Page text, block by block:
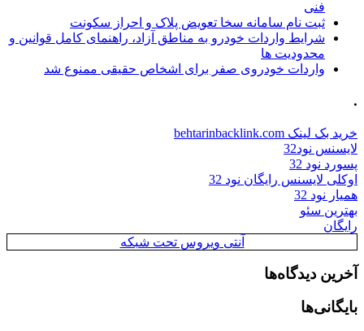
فنی
ثبت نام سامانه سخا تعویض پلاک و احراز سکونت
شرایط واردات خودرو به مناطق آزاد، راهنمای کامل قوانین و
محدودیت ها
واردات خودروی صفر برای اشخاص حقیقی ممنوع شد
.
خرید بک لینک behtarinbacklink.com
لایسنس نود32
پسورد نود 32
اوکلی لایسنس رایگان نود 32
همیار نود 32
بهترین سئو
رایگان
آنتی ویروس تحت شبکه
آخرین دیدگاه‌ها
بایگانی‌ها